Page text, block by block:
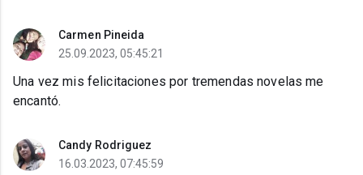
Carmen Pineida
25.09.2023, 05:45:21
Una vez mis felicitaciones por tremendas novelas me
encantó.
Candy Rodriguez
16.03.2023, 07:45:59